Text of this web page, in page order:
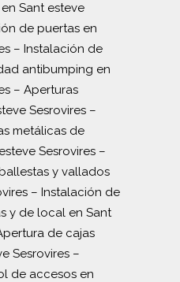
Sant esteve
de puertas en
– Instalación de
antibumping en
– Aperturas
Sesrovires –
metálicas de
Sesrovires –
y vallados
– Instalación de
y de local en Sant
de cajas
Sesrovires –
de accesos en